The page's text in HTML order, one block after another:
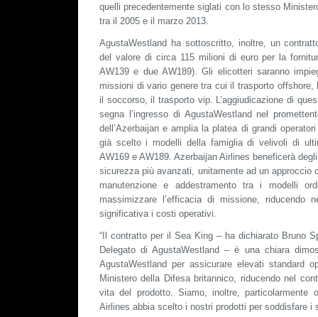
quelli precedentemente siglati con lo stesso
tra il 2005 e il marzo 2013.
AgustaWestland ha sottoscritto, inoltre, un
del valore di circa 115 milioni di euro per la
AW139 e due AW189). Gli elicotteri saranno
missioni di vario genere tra cui il trasporto offshore,
il soccorso, il trasporto vip. L’aggiudicazione di
segna l’ingresso di AgustaWestland nel
dell’Azerbaijan e amplia la platea di grandi
già scelto i modelli della famiglia di velivoli di
AW169 e AW189. Azerbaijan Airlines beneficerà
sicurezza più avanzati, unitamente ad un approccio
manutenzione e addestramento tra i modelli
massimizzare l’efficacia di missione, riducendo
significativa i costi operativi.
“Il contratto per il Sea King – ha dichiarato Bruno
Delegato di AgustaWestland – è una chiara
AgustaWestland per assicurare elevati standard
Ministero della Difesa britannico, riducendo nel
vita del prodotto. Siamo, inoltre, particolarmente
Airlines abbia scelto i nostri prodotti per soddisfare i